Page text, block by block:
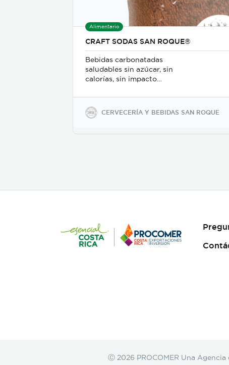
Alimentario
CRAFT SODAS SAN ROQUE®
Bebidas carbonatadas
saludables sin azúcar, sin
calorías, sin impacto
sodio y soya, keto-friendly y
veganas en presentaciones
de 350ml en vidrio, 500ml y
CERVECERÍA Y BEBIDAS SAN ROQUE
Ⓒ 2026 PROCOMER Una Agencia